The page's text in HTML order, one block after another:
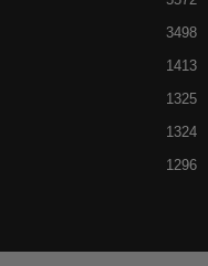
3498
1413
1325
1324
1296